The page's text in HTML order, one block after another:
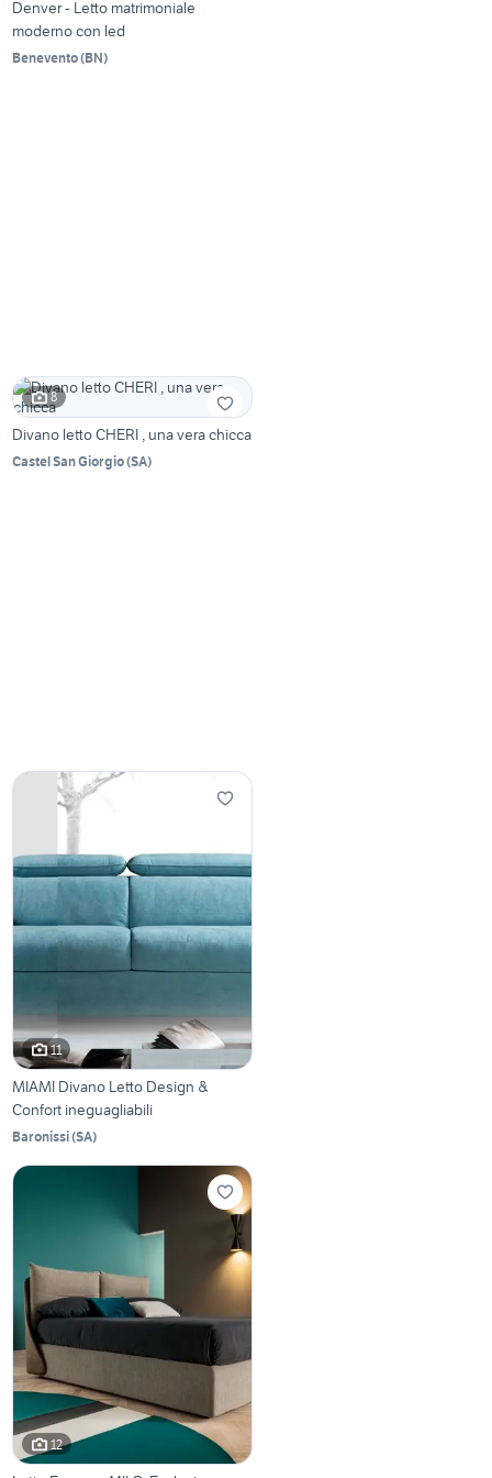
Denver - Letto matrimoniale
moderno con led
Benevento(BN)
8
Divano letto CHERI , una vera chicca
Castel San Giorgio(SA)
11
MIAMI Divano Letto Design &
Confort ineguagliabili
Baronissi(SA)
12